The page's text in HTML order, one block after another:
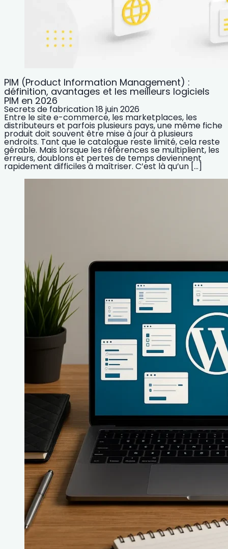
PIM (Product Information Management) :
définition, avantages et les meilleurs logiciels
PIM en 2026
Secrets de fabrication18 juin 2026
Entre le site e-commerce, les marketplaces, les
distributeurs et parfois plusieurs pays, une même fiche
produit doit souvent être mise à jour à plusieurs
endroits. Tant que le catalogue reste limité, cela reste
gérable. Mais lorsque les références se multiplient, les
erreurs, doublons et pertes de temps deviennent
rapidement difficiles à maîtriser. C’est là qu’un […]